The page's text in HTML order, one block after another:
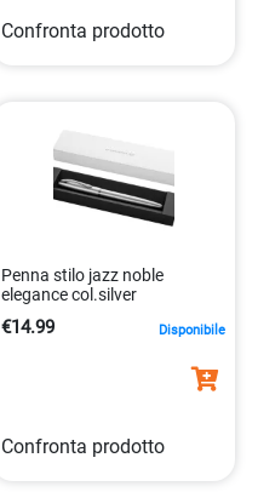
Confronta prodotto
Penna stilo jazz noble
elegance col.silver
€14.99 Disponibile
Confronta prodotto